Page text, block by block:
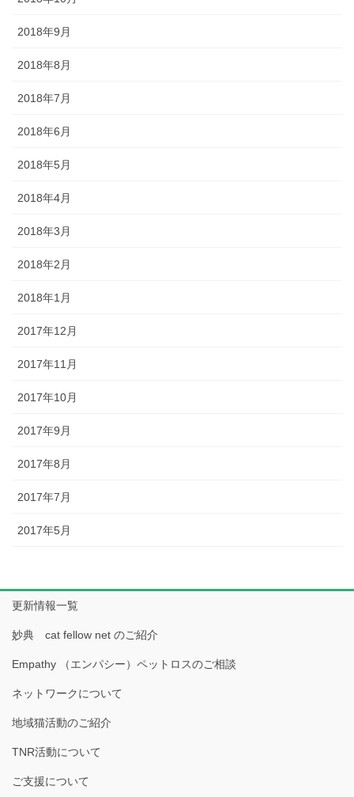
2018年9月
2018年8月
2018年7月
2018年6月
2018年5月
2018年4月
2018年3月
2018年2月
2018年1月
2017年12月
2017年11月
2017年10月
2017年9月
2017年8月
2017年7月
2017年5月
更新情報一覧
妙典 cat fellow net のご紹介
Empathy （エンパシー）ペットロスのご相談
ネットワークについて
地域猫活動のご紹介
TNR活動について
ご支援について